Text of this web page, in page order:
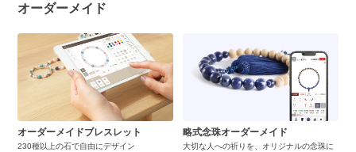
オーダーメイド
オーダーメイドブレスレット
230種以上の石で自由にデザイン
略式念珠オーダーメイド
大切な人への祈りを、オリジナルの念珠に